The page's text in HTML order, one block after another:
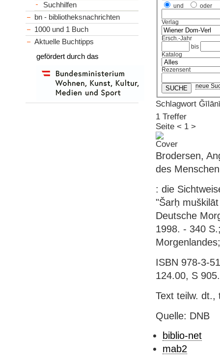
und oder
Verlag
Ersch.-Jahr
bis
Katalog
Rezensent
neue
Schlagwort
1 Treffer
Seite < 1 >
Brodersen,
des Menschen
: die
"Šarḥ
Deutsche
1998. - 340
ISBN 978-3-
124.00, S
Text teilw. dt.,
Quelle: DNB
biblio-net
mab2
Suchhilfen
bn - bibliotheksnachrichten
1000 und 1 Buch
Aktuelle Buchtipps
gefördert durch das